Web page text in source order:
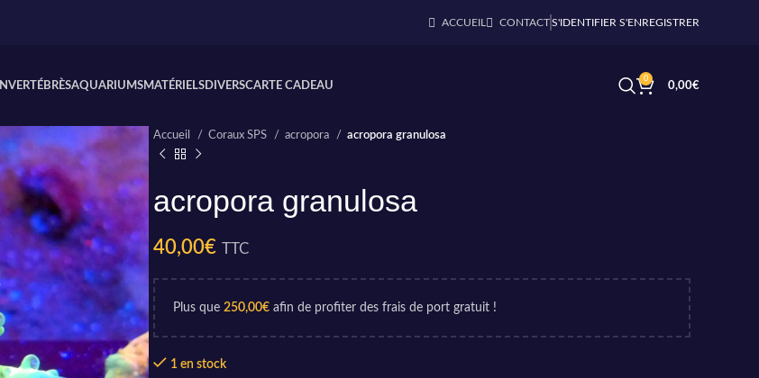
ACCUEIL CONTACTS'IDENTIFIER S'ENREGISTRER
INVERTÉBRÈSAQUARIUMSMATÉRIELS DIVERSCARTE CADEAU
0
0,00€
Accueil Coraux SPS acropora acropora granulosa
acropora granulosa
40,00€ TTC
Plus que 250,00€ afin de profiter des frais de port gratuit !
1 en stock